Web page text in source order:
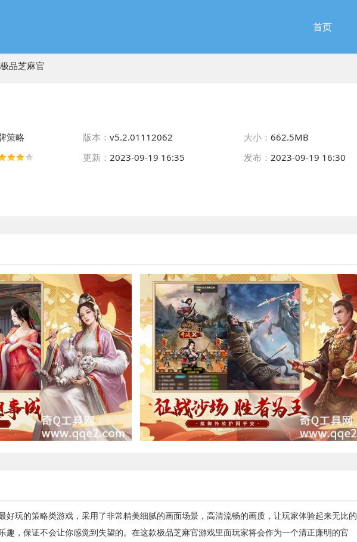
首页
品芝麻官
策略 版本： v5.2.01112062 大小： 662.5MB
更新： 2023-09-19 16:35 发布： 2023-09-19 16:30
好玩的策略类游戏，采用了非常精美细腻的画面场景，高清流畅的画质，让玩家体验起来无比的
趣，保证不会让你感觉到失望的。在这款极品芝麻官游戏里面玩家将会作为一个清正廉明的官